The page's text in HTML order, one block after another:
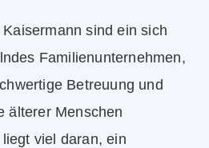
sind ein sich
Familienunternehmen,
Betreuung und
älterer Menschen
viel daran, ein